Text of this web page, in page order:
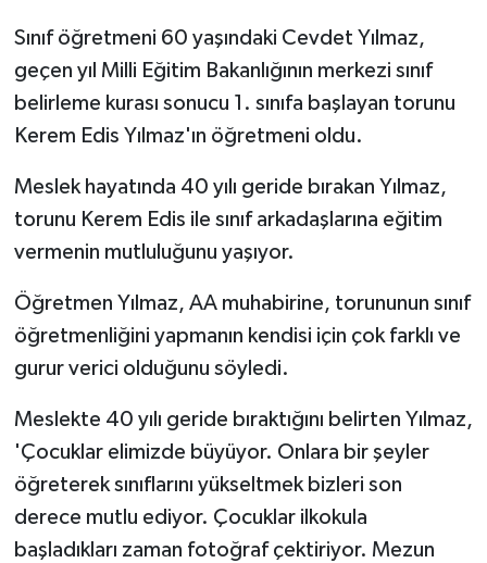
Sınıf öğretmeni 60 yaşındaki Cevdet Yılmaz,
geçen yıl Milli Eğitim Bakanlığının merkezi sınıf
belirleme kurası sonucu 1. sınıfa başlayan torunu
Kerem Edis Yılmaz'ın öğretmeni oldu.
Meslek hayatında 40 yılı geride bırakan Yılmaz,
torunu Kerem Edis ile sınıf arkadaşlarına eğitim
vermenin mutluluğunu yaşıyor.
Öğretmen Yılmaz, AA muhabirine, torununun sınıf
öğretmenliğini yapmanın kendisi için çok farklı ve
gurur verici olduğunu söyledi.
Meslekte 40 yılı geride bıraktığını belirten Yılmaz,
'Çocuklar elimizde büyüyor. Onlara bir şeyler
öğreterek sınıflarını yükseltmek bizleri son
derece mutlu ediyor. Çocuklar ilkokula
başladıkları zaman fotoğraf çektiriyor. Mezun